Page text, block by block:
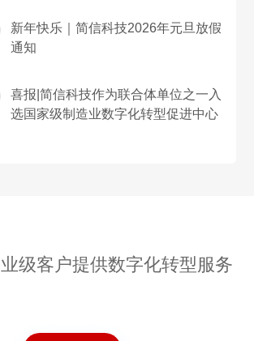
新年快乐｜简信科技2026年元旦放假
通知
喜报|简信科技作为联合体单位之一入
选国家级制造业数字化转型促进中心
级客户提供数字化转型服务